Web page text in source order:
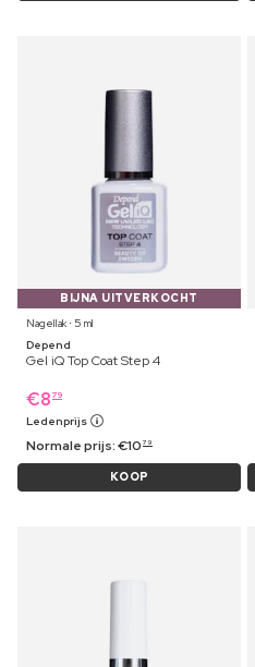
BIJNA UITVERKOCHT
Nagellak ⋅ 5 ml
Depend
Gel iQ Top Coat Step 4
€8 79
Ledenprijs
Normale prijs:€10 79
KOOP